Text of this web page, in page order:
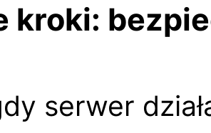
kroki:
serwer